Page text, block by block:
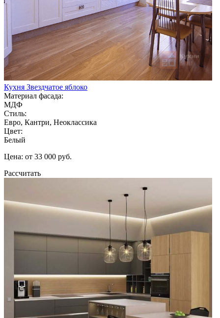
Кухня Звездчатое яблоко
Материал фасада:
МДФ
Стиль:
Евро, Кантри, Неоклассика
Цвет:
Белый
Цена: от 33 000 руб.
Рассчитать